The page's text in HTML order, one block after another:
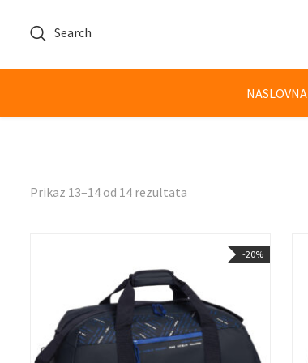
Search
NASLOVNA
Prikaz 13–14 od 14 rezultata
-20%